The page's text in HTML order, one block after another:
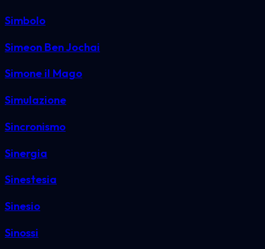
Simbolo
Simeon Ben Jochai
Simone il Mago
Simulazione
Sincronismo
Sinergia
Sinestesia
Sinesio
Sinossi